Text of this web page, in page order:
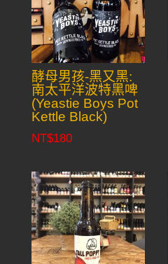
酵母男孩-黑又黑:
南太平洋波特黑啤
(Yeastie Boys Pot
Kettle Black)
NT$180